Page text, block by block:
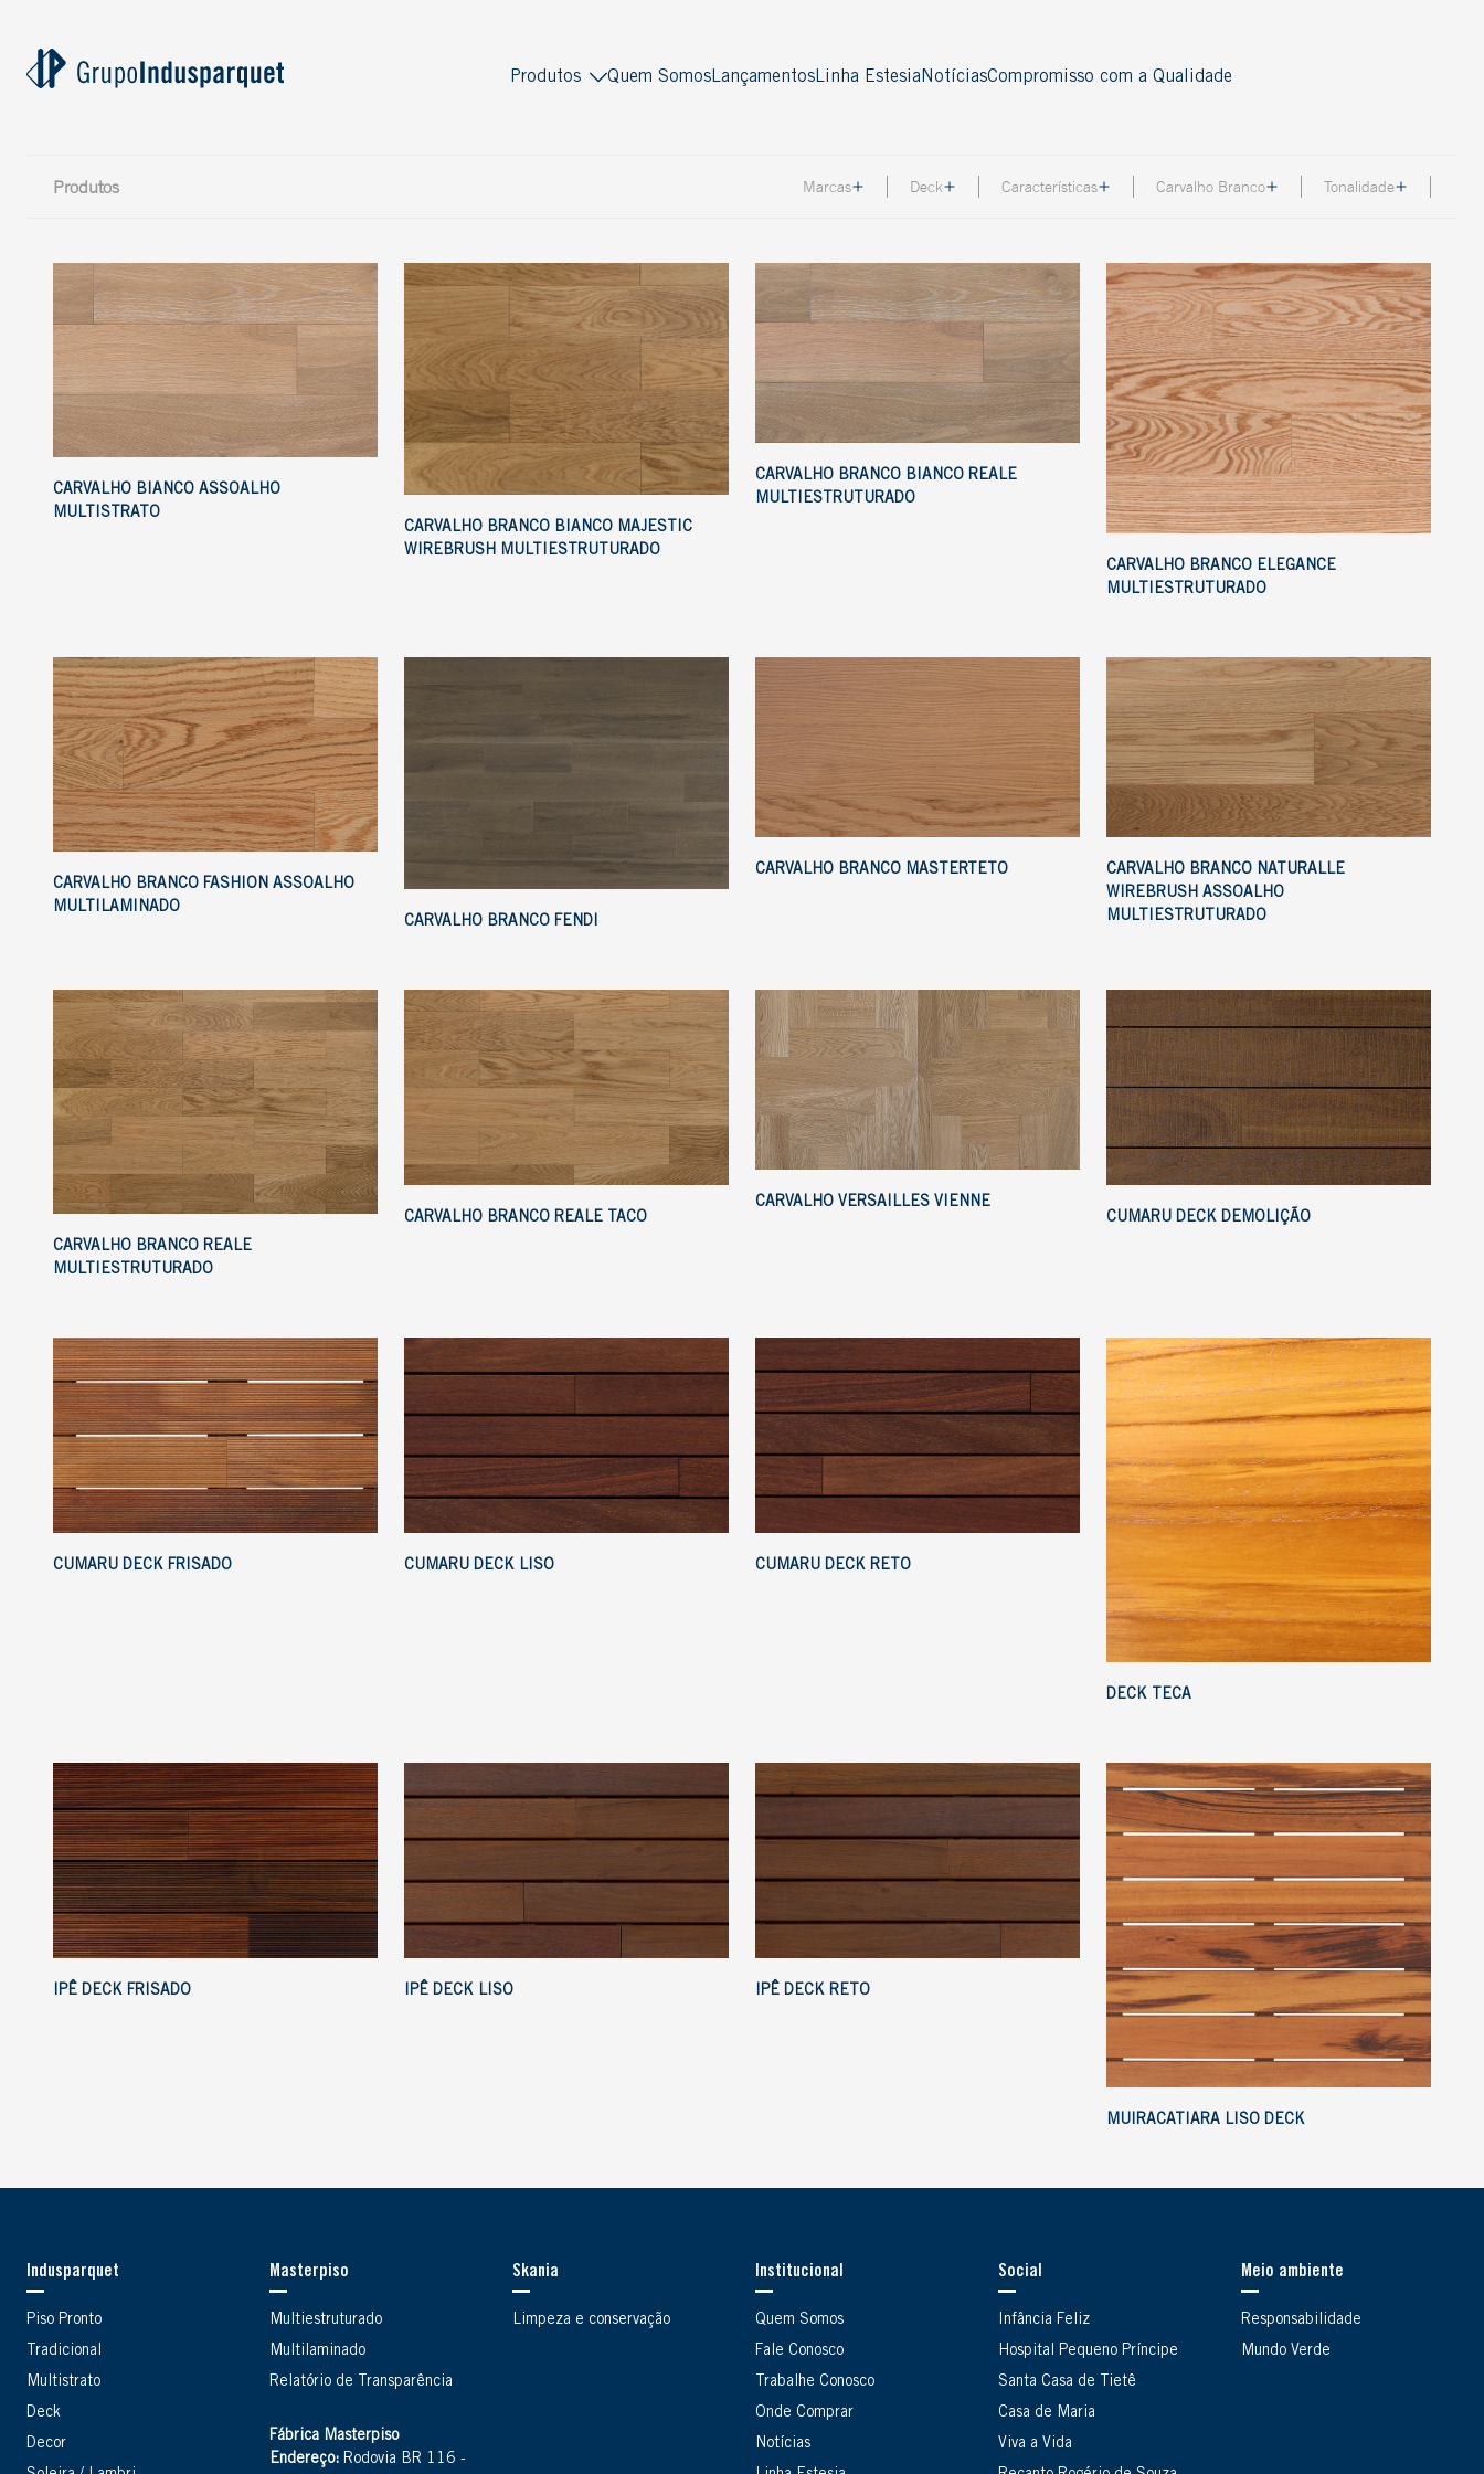
Produtos
Multistrato
Antiquity
Decor
Soleira
Lambri
Deck
Ver todos
Madeira engenheirada
Ver todos
Rodapé
Thresold
T-Molding
Ver todos
Quem SomosLançamentosLinha EstesiaNotíciasCompromisso com a Qualidade
Produtos Marcas Deck Características Carvalho Branco Tonalidade
CARVALHO BIANCO ASSOALHO
MULTISTRATO
CARVALHO BRANCO BIANCO MAJESTIC
WIREBRUSH MULTIESTRUTURADO
CARVALHO BRANCO BIANCO REALE
MULTIESTRUTURADO
CARVALHO BRANCO ELEGANCE
MULTIESTRUTURADO
CARVALHO BRANCO FASHION ASSOALHO
MULTILAMINADO
CARVALHO BRANCO FENDI
CARVALHO BRANCO MASTERTETO
CARVALHO BRANCO NATURALLE
WIREBRUSH ASSOALHO
MULTIESTRUTURADO
CARVALHO BRANCO REALE
MULTIESTRUTURADO
CARVALHO BRANCO REALE TACO
CARVALHO VERSAILLES VIENNE
CUMARU DECK DEMOLIÇÃO
CUMARU DECK FRISADO CUMARU DECK LISO CUMARU DECK RETO
DECK TECA
IPÊ DECK FRISADO IPÊ DECK LISO IPÊ DECK RETO
MUIRACATIARA LISO DECK
Indusparquet
Piso Pronto
Tradicional
Multistrato
Deck
Decor
Masterpiso
Multiestruturado
Multilaminado
Relatório de Transparência
Fábrica Masterpiso
Endereço: Rodovia BR 116 -
Skania
Limpeza e conservação
Institucional
Quem Somos
Fale Conosco
Trabalhe Conosco
Onde Comprar
Notícias
Social
Infância Feliz
Hospital Pequeno Príncipe
Santa Casa de Tietê
Casa de Maria
Viva a Vida
Meio ambiente
Responsabilidade
Mundo Verde